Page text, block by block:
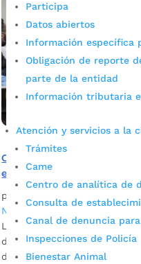
Participa
Datos abiertos
Información específica
Obligación de reporte
parte de la entidad
Información tributaria
Atención y servicios a la
Trámites
Came
Centro de analítica de
Consulta de
Canal de denuncia
Inspecciones de Policía
Bienestar Animal
Consejo de seguridad
elecciones en Bucaramanga
por
Noticias
La Policía tendrá 2.500
de votación y zonas
durante las elecciones